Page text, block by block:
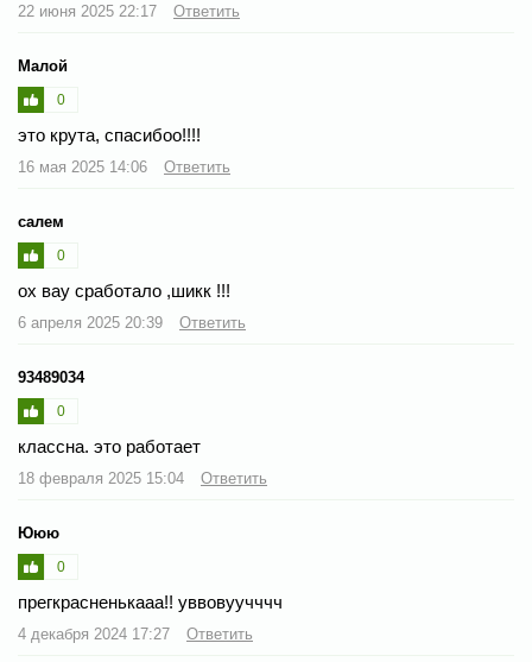
22 июня 2025 22:17 Ответить
Малой
0
это крута, спасибоо!!!!
16 мая 2025 14:06 Ответить
салем
0
ох вау сработало ,шикк !!!
6 апреля 2025 20:39 Ответить
93489034
0
классна. это работает
18 февраля 2025 15:04 Ответить
Ююю
0
прегкрасненькааа!! уввовуучччч
4 декабря 2024 17:27 Ответить